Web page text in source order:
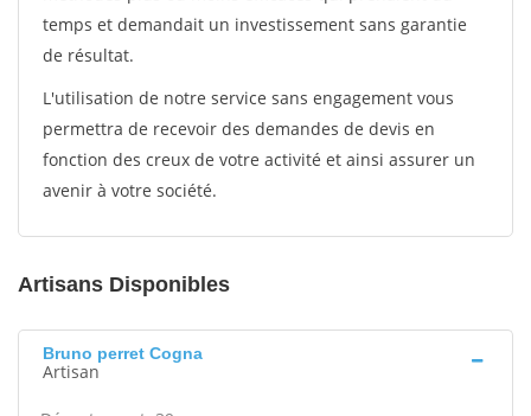
temps et demandait un investissement sans garantie
de résultat.
L'utilisation de notre service sans engagement vous
permettra de recevoir des demandes de devis en
fonction des creux de votre activité et ainsi assurer un
avenir à votre société.
Artisans Disponibles
Bruno perret Cogna
Artisan